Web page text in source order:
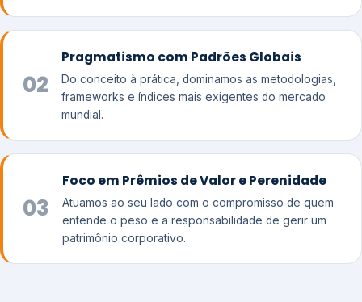
02
Pragmatismo com Padrões Globais
Do conceito à prática, dominamos as metodologias,
frameworks e índices mais exigentes do mercado
mundial.
03
Foco em Prêmios de Valor e Perenidade
Atuamos ao seu lado com o compromisso de quem
entende o peso e a responsabilidade de gerir um
patrimônio corporativo.